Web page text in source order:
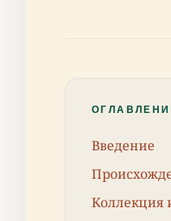
Введение
Коллекция